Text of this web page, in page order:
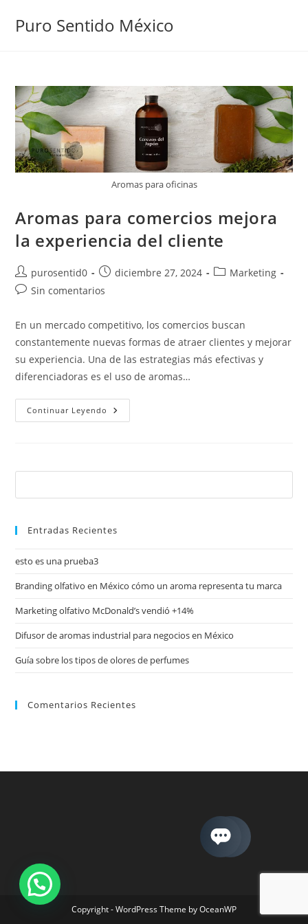
Puro Sentido México
Aromas para oficinas
Aromas para comercios mejora
la experiencia del cliente
purosentid0 diciembre 27, 2024
Marketing
Sin comentarios
En un mercado competitivo, los comercios buscan
constantemente nuevas formas de atraer clientes y mejorar
su experiencia. Una de las estrategias más efectivas y
diferenciadoras es el uso de aromas…
Continuar Leyendo
Entradas Recientes
esto es una prueba3
Branding olfativo en México cómo un aroma representa tu marca
Marketing olfativo McDonald’s vendió +14%
Difusor de aromas industrial para negocios en México
Guía sobre los tipos de olores de perfumes
Comentarios Recientes
Copyright - WordPress Theme by OceanWP